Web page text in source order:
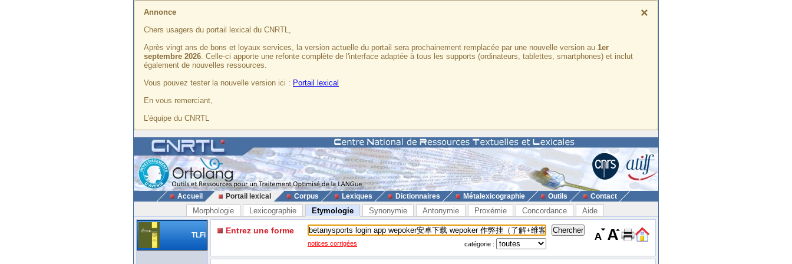
×
Annonce
Chers usagers du portail lexical du CNRTL,
Après vingt ans de bons et loyaux services, la version actuelle du portail sera prochainement remplacée par une nouvelle version au 1er
septembre 2026. Celle-ci apporte une refonte complète de l'interface adaptée à tous les supports (ordinateurs, tablettes, smartphones) et inclut
également de nouvelles ressources.
Vous pouvez tester la nouvelle version ici : Portail lexical
En vous remerciant,
L'équipe du CNRTL
Accueil Portail lexical Corpus Lexiques Dictionnaires Métalexicographie Outils Contact
Morphologie Lexicographie Etymologie Synonymie Antonymie Proxémie Concordance Aide
TLFi Entrez une forme
notices corrigées catégorie :